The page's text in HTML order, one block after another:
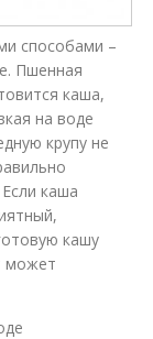
способами –
Пшенная
каша,
на воде
крупу не
каша
кашу
может